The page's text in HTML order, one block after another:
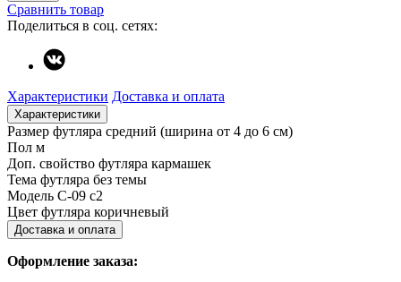
Сравнить товар
Поделиться в соц. сетях:
Характеристики Доставка и оплата
Характеристики
Размер футляра средний (ширина от 4 до 6 см)
Пол м
Доп. свойство футляра кармашек
Тема футляра без темы
Модель С-09 с2
Цвет футляра коричневый
Доставка и оплата
Оформление заказа: